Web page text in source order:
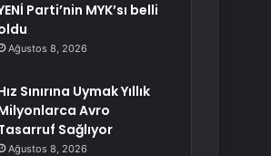
Parti’nin MYK’sı belli
Ağustos 8, 2026
Sınırına Uymak Yıllık
Avro
Sağlıyor
Ağustos 8, 2026